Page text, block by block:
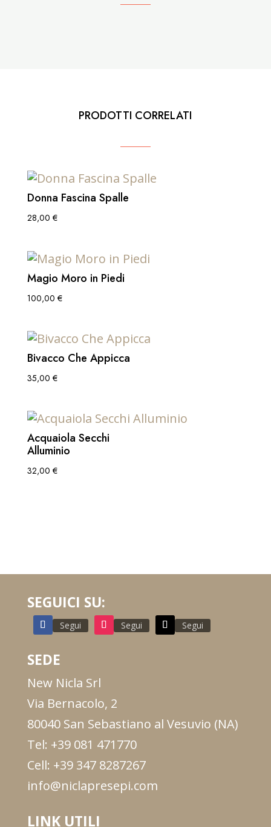
PRODOTTI CORRELATI
Donna Fascina Spalle
28,00 €
Magio Moro in Piedi
100,00 €
Bivacco Che Appicca
35,00 €
Acquaiola Secchi
Alluminio
32,00 €
SEGUICI SU:
Segui Segui Segui
SEDE
New Nicla Srl
Via Bernacolo, 2
80040 San Sebastiano al Vesuvio (NA)
Tel: +39 081 471770
Cell: +39 347 8287267
info@niclapresepi.com
LINK UTILI